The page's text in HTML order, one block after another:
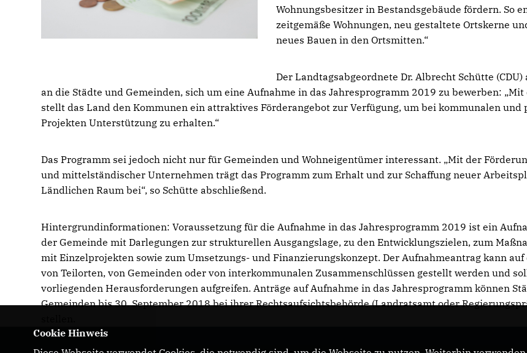
Wohnungsbesitzer in Bestandsgebäude fördern. So
zeitgemäße Wohnungen, neu gestaltete Ortskerne
neues Bauen in den Ortsmitten.“
Der Landtagsabgeordnete Dr. Albrecht Schütte
an die Städte und Gemeinden, sich um eine Aufnahme in das Jahresprogramm 2019 zu bewerben: „Mit
stellt das Land den Kommunen ein attraktives Förderangebot zur Verfügung, um bei kommunalen und
Projekten Unterstützung zu erhalten.“
Das Programm sei jedoch nicht nur für Gemeinden und Wohneigentümer interessant. „Mit der
und mittelständischer Unternehmen trägt das Programm zum Erhalt und zur Schaffung neuer
Ländlichen Raum bei“, so Schütte abschließend.
Hintergrundinformationen: Voraussetzung für die Aufnahme in das Jahresprogramm 2019 ist ein
der Gemeinde mit Darlegungen zur strukturellen Ausgangslage, zu den Entwicklungszielen, zum
mit Einzelprojekten sowie zum Umsetzungs- und Finanzierungskonzept. Der Aufnahmeantrag kann auf
von Teilorten, von Gemeinden oder von interkommunalen Zusammenschlüssen gestellt werden und
vorliegenden Herausforderungen aufgreifen. Anträge auf Aufnahme in das Jahresprogramm können
Gemeinden bis 30. September 2018 bei ihrer Rechtsaufsichtsbehörde (Landratsamt oder
Cookie Hinweis